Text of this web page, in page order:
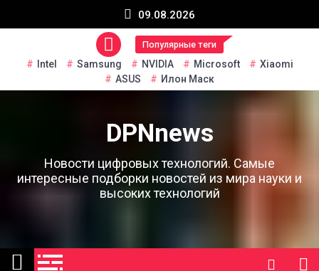
09.08.2026
Популярные теги
Intel Samsung NVIDIA Microsoft
Xiaomi
ASUS
Илон Маск
DPNnews
Новости цифровых технологий. Самые
интересные подборки новостей из мира науки и
высоких технологий